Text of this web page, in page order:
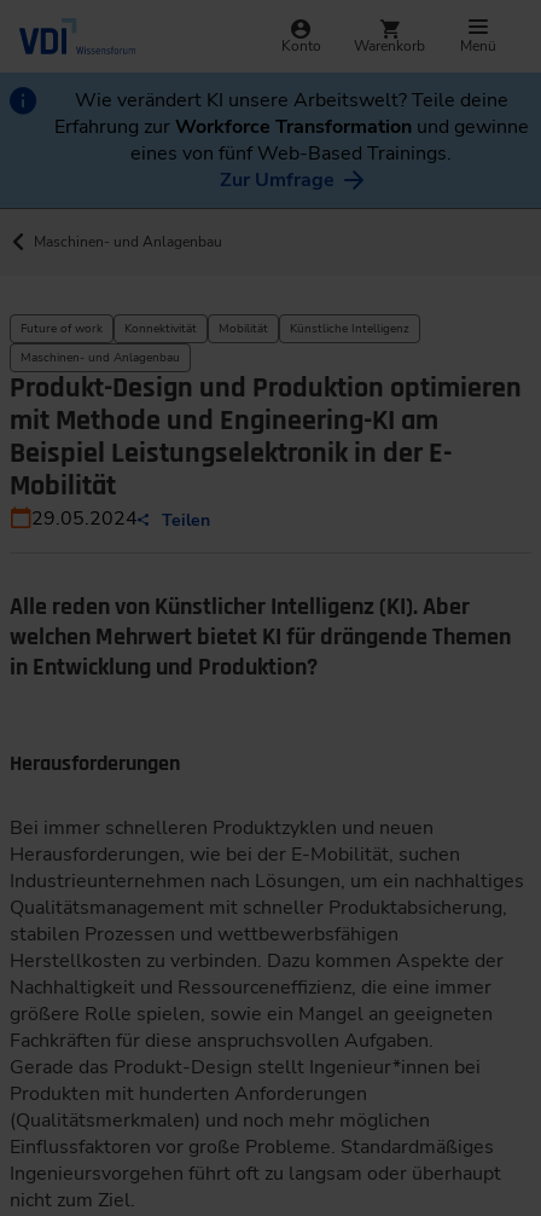
Konto Warenkorb Menü
Wie verändert KI unsere Arbeitswelt? Teile deine
Erfahrung zurWorkforce Transformation und gewinne
eines von fünf Web-Based Trainings.
Zur Umfrage
Maschinen- und Anlagenbau
Future of work Konnektivität Mobilität
Künstliche Intelligenz
Maschinen- und Anlagenbau
Produkt-Design und Produktion optimieren
mit Methode und Engineering-KI am
Beispiel Leistungselektronik in der E-
Mobilität
29.05.2024 Teilen
Alle reden von Künstlicher Intelligenz (KI). Aber
welchen Mehrwert bietet KI für drängende Themen
in Entwicklung und Produktion?
Herausforderungen
Bei immer schnelleren Produktzyklen und neuen
Herausforderungen, wie bei der E-Mobilität, suchen
Industrieunternehmen nach Lösungen, um ein nachhaltiges
Qualitätsmanagement mit schneller Produktabsicherung,
stabilen Prozessen und wettbewerbsfähigen
Herstellkosten zu verbinden. Dazu kommen Aspekte der
Nachhaltigkeit und Ressourceneffizienz, die eine immer
größere Rolle spielen, sowie ein Mangel an geeigneten
Fachkräften für diese anspruchsvollen Aufgaben.
Gerade das Produkt-Design stellt Ingenieur*innen bei
Produkten mit hunderten Anforderungen
(Qualitätsmerkmalen) und noch mehr möglichen
Einflussfaktoren vor große Probleme. Standardmäßiges
Ingenieursvorgehen führt oft zu langsam oder überhaupt
nicht zum Ziel.